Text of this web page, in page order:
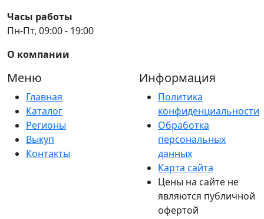
Часы работы
Пн-Пт, 09:00 - 19:00
О компании
Меню
Главная
Каталог
Регионы
Выкуп
Контакты
Информация
Политика
конфиденциальности
Обработка
персональных
данных
Карта сайта
Цены на сайте не
являются публичной
офертой